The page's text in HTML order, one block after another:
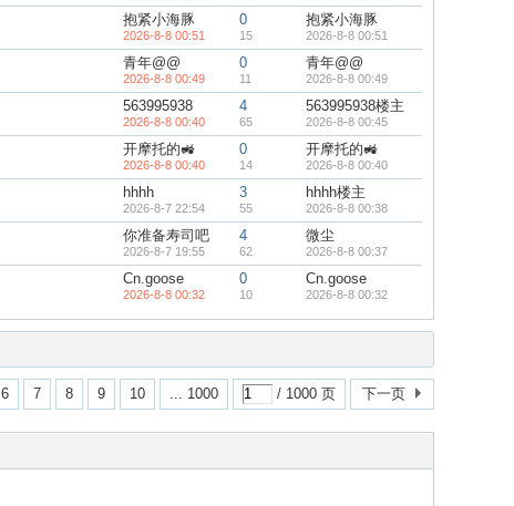
抱紧小海豚
2026-8-8 00:51
0
15
抱紧小海豚
2026-8-8 00:51
青年@@
2026-8-8 00:49
0
11
青年@@
2026-8-8 00:49
563995938
2026-8-8 00:40
4
65
563995938楼主
2026-8-8 00:45
开摩托的🚜
2026-8-8 00:40
0
14
开摩托的🚜
2026-8-8 00:40
hhhh
2026-8-7 22:54
3
55
hhhh楼主
2026-8-8 00:38
你准备寿司吧
2026-8-7 19:55
4
62
微尘
2026-8-8 00:37
Cn.goose
2026-8-8 00:32
0
10
Cn.goose
2026-8-8 00:32
6 7 8 9 10 ... 1000 / 1000 页 下一页